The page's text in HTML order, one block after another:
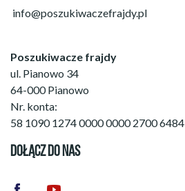
info@poszukiwaczefrajdy.pl
Poszukiwacze frajdy
ul. Pianowo 34
64-000 Pianowo
Nr. konta:
58 1090 1274 0000 0000 2700 6484
DOŁĄCZ DO NAS